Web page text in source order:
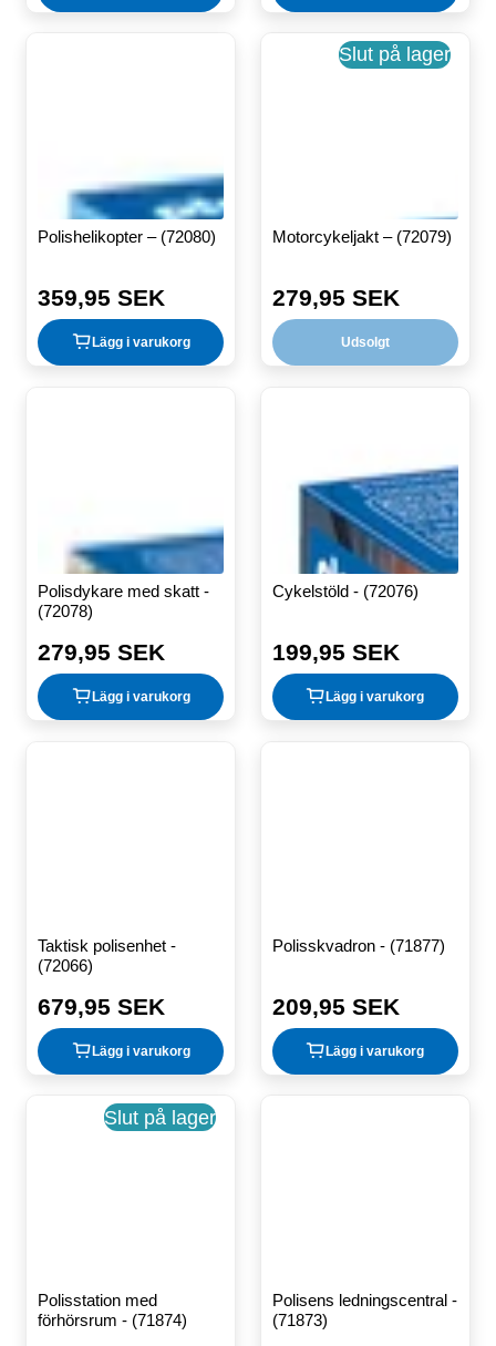
Polishelikopter – (72080)
Ordinarie
pris
359,95 SEK
Lägg i varukorg
Slut på lager
Motorcykeljakt – (72079)
Ordinarie
pris
279,95 SEK
Udsolgt
Polisdykare med skatt -
(72078)
Ordinarie
pris
279,95 SEK
Lägg i varukorg
Cykelstöld - (72076)
Ordinarie
pris
199,95 SEK
Lägg i varukorg
Taktisk polisenhet -
(72066)
Ordinarie
pris
679,95 SEK
Lägg i varukorg
Polisskvadron - (71877)
Ordinarie
pris
209,95 SEK
Lägg i varukorg
Slut på lager
Polisstation med
förhörsrum - (71874)
Polisens ledningscentral -
(71873)